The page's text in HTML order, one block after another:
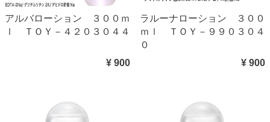
アルバローション ３００ｍ
ｌ ＴＯＹ－４２０３０４４
¥ 900
ラルーナローション ３００
ｍｌ ＴＯＹ－９９０３０４
０
¥ 900